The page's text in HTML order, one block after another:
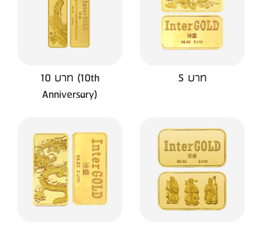
10 บาท (10th
Anniversary)
5 บาท